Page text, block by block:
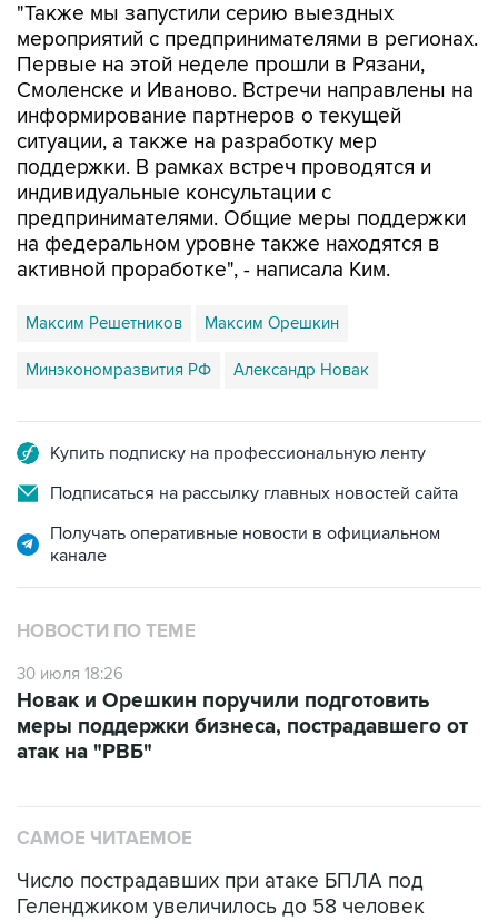
"Также мы запустили серию выездных
мероприятий с предпринимателями в регионах.
Первые на этой неделе прошли в Рязани,
Смоленске и Иваново. Встречи направлены на
информирование партнеров о текущей
ситуации, а также на разработку мер
поддержки. В рамках встреч проводятся и
индивидуальные консультации с
предпринимателями. Общие меры поддержки
на федеральном уровне также находятся в
активной проработке", - написала Ким.
Максим Решетников Максим Орешкин
Минэкономразвития РФ Александр Новак
Купить подписку на профессиональную ленту
Подписаться на рассылку главных новостей сайта
Получать оперативные новости в официальном
канале
НОВОСТИ ПО ТЕМЕ
30 июля 18:26
Новак и Орешкин поручили подготовить
меры поддержки бизнеса, пострадавшего от
атак на "РВБ"
САМОЕ ЧИТАЕМОЕ
Число пострадавших при атаке БПЛА под
Геленджиком увеличилось до 58 человек